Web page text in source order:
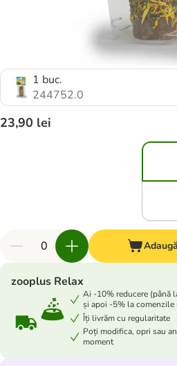
1 buc.
244752.0
23,90 lei
zooplus Relax
Ai -10% reducere (până
și apoi -5% la comenzile
Îți livrăm cu regularitate
Poți modifica, opri sau
moment